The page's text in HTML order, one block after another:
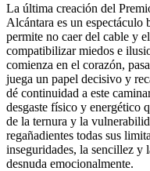
La última creación del
Alcántara es un espectáculo
permite no caer del cable y
compatibilizar miedos e
comienza en el corazón,
juega un papel decisivo y
dé continuidad a este
desgaste físico y energético
de la ternura y la
regañadientes todas sus
inseguridades, la sencillez y
desnuda emocionalmente.